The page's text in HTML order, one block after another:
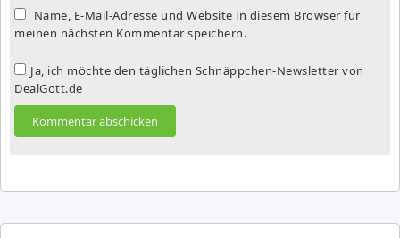
Name, E-Mail-Adresse und Website in diesem Browser für
meinen nächsten Kommentar speichern.
Ja, ich möchte den täglichen Schnäppchen-Newsletter von
DealGott.de